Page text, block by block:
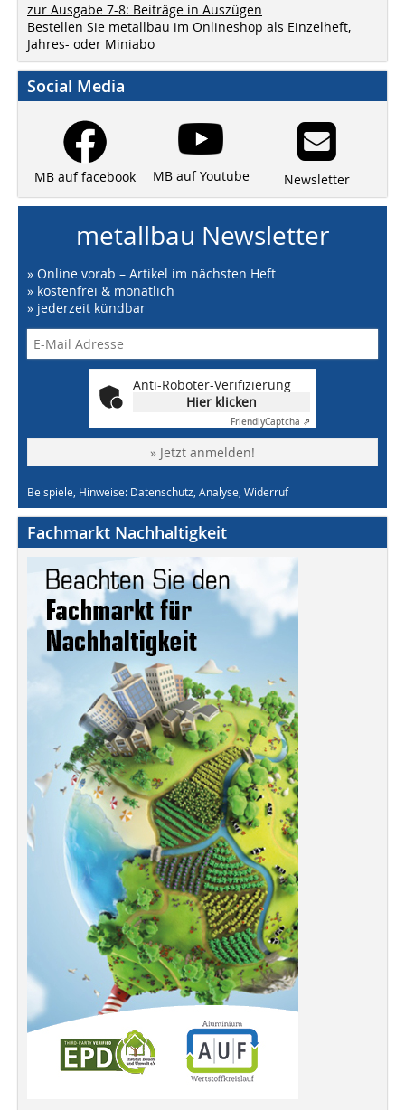
zur Ausgabe 7-8: Beiträge in Auszügen
Bestellen Sie metallbau im Onlineshop als Einzelheft,
Jahres- oder Miniabo
Social Media
MB auf facebook MB auf Youtube Newsletter
metallbau Newsletter
» Online vorab – Artikel im nächsten Heft
» kostenfrei & monatlich
» jederzeit kündbar
Anti-Roboter-Verifizierung
Hier klicken
FriendlyCaptcha ⇗
» Jetzt anmelden!
Beispiele, Hinweise: Datenschutz, Analyse, Widerruf
Fachmarkt Nachhaltigkeit